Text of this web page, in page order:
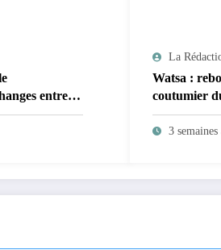
entre le
Matata et
et de
La
Watsa :
coutumier
régnante
urgente de
3 semaines